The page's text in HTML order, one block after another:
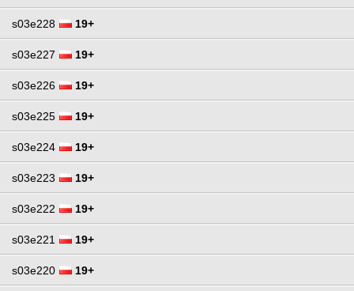
s03e228 19+
s03e227 19+
s03e226 19+
s03e225 19+
s03e224 19+
s03e223 19+
s03e222 19+
s03e221 19+
s03e220 19+